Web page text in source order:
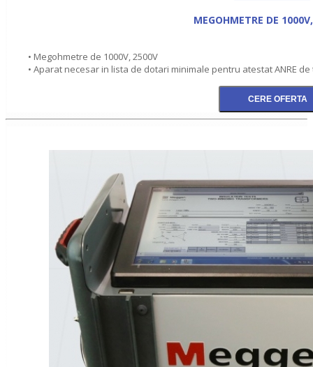
MEGOHMETRE DE
• Megohmetre de 1000V, 2500V
• Aparat necesar in lista de dotari minimale pentru atestat ANRE de